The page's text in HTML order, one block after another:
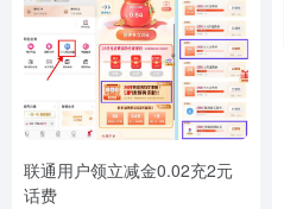
联通用户领立减金0.02充2元
话费